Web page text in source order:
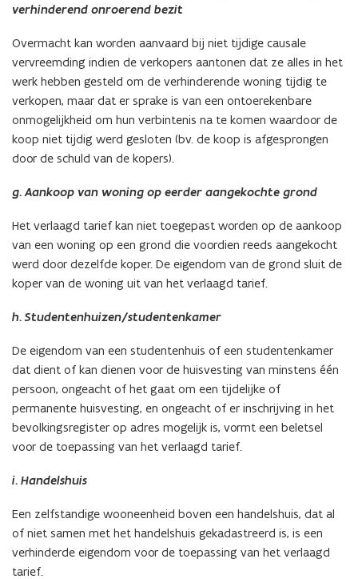
verhinderend onroerend bezit
Overmacht kan worden aanvaard bij niet tijdige causale
vervreemding indien de verkopers aantonen dat ze alles in het
werk hebben gesteld om de verhinderende woning tijdig te
verkopen, maar dat er sprake is van een ontoerekenbare
onmogelijkheid om hun verbintenis na te komen waardoor de
koop niet tijdig werd gesloten (bv. de koop is afgesprongen
door de schuld van de kopers).
g. Aankoop van woning op eerder aangekochte grond
Het verlaagd tarief kan niet toegepast worden op de aankoop
van een woning op een grond die voordien reeds aangekocht
werd door dezelfde koper. De eigendom van de grond sluit de
koper van de woning uit van het verlaagd tarief.
h. Studentenhuizen/studentenkamer
De eigendom van een studentenhuis of een studentenkamer
dat dient of kan dienen voor de huisvesting van minstens één
persoon, ongeacht of het gaat om een tijdelijke of
permanente huisvesting, en ongeacht of er inschrijving in het
bevolkingsregister op adres mogelijk is, vormt een beletsel
voor de toepassing van het verlaagd tarief.
i. Handelshuis
Een zelfstandige wooneenheid boven een handelshuis, dat al
of niet samen met het handelshuis gekadastreerd is, is een
verhinderde eigendom voor de toepassing van het verlaagd
tarief.